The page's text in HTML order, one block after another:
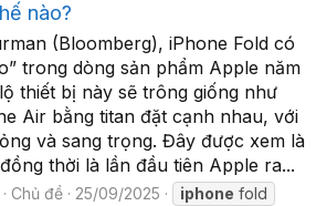
nào?
(Bloomberg), iPhone Fold có
trong dòng sản phẩm Apple năm
thiết bị này sẽ trông giống như
Air bằng titan đặt cạnh nhau, với
và sang trọng. Đây được xem là
thời là lần đầu tiên Apple ra...
Chủ đề 25/09/2025 iphone fold